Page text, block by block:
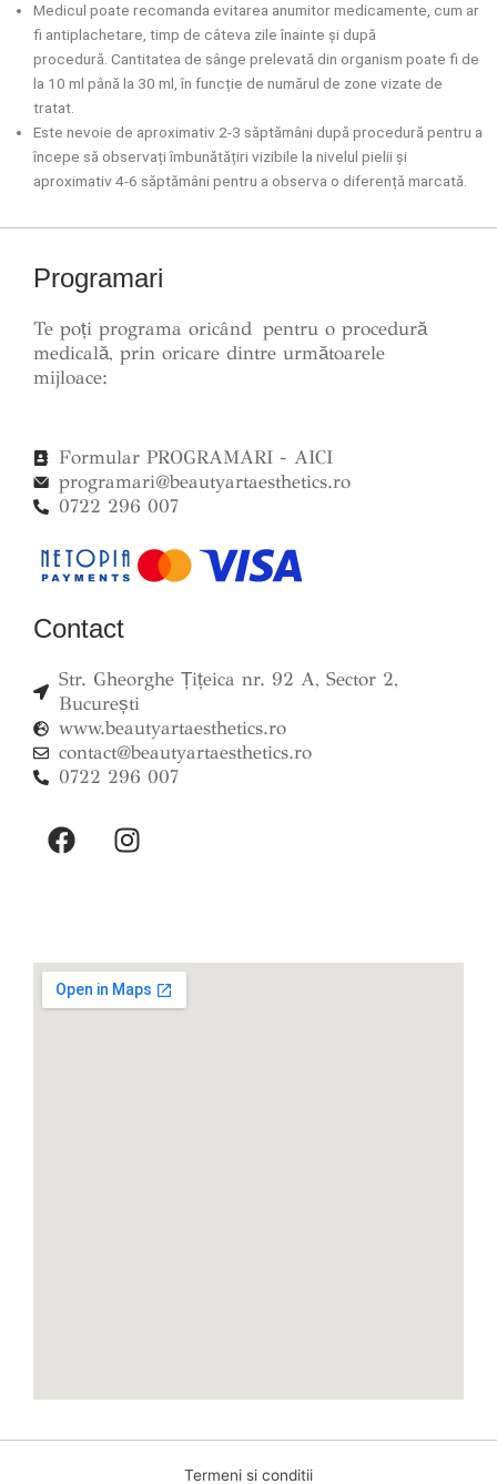
Medicul poate recomanda evitarea anumitor medicamente, cum ar
fi antiplachetare, timp de câteva zile înainte și după
procedură. Cantitatea de sânge prelevată din organism poate fi de
la 10 ml până la 30 ml, în funcție de numărul de zone vizate de
tratat.
Este nevoie de aproximativ 2-3 săptămâni după procedură pentru a
începe să observați îmbunătățiri vizibile la nivelul pielii și
aproximativ 4-6 săptămâni pentru a observa o diferență marcată.
Programari
Te poți programa oricând pentru o procedură
medicală, prin oricare dintre următoarele
mijloace:
Formular PROGRAMARI - AICI
programari@beautyartaesthetics.ro
0722 296 007
Contact
Str. Gheorghe Țițeica nr. 92 A, Sector 2,
București
www.beautyartaesthetics.ro
contact@beautyartaesthetics.ro
0722 296 007
F
a
o
o
k
I
n
g
r
a
Termeni si conditii